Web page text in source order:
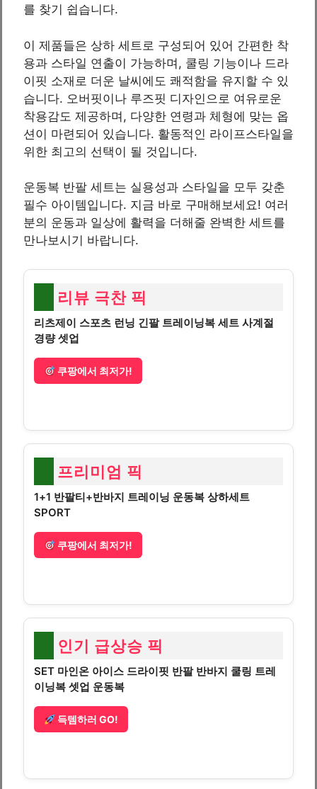
를 찾기 쉽습니다.
이 제품들은 상하 세트로 구성되어 있어 간편한 착
용과 스타일 연출이 가능하며, 쿨링 기능이나 드라
이핏 소재로 더운 날씨에도 쾌적함을 유지할 수 있
습니다. 오버핏이나 루즈핏 디자인으로 여유로운
착용감도 제공하며, 다양한 연령과 체형에 맞는 옵
션이 마련되어 있습니다. 활동적인 라이프스타일을
위한 최고의 선택이 될 것입니다.
운동복 반팔 세트는 실용성과 스타일을 모두 갖춘
필수 아이템입니다. 지금 바로 구매해보세요! 여러
분의 운동과 일상에 활력을 더해줄 완벽한 세트를
만나보시기 바랍니다.
리뷰 극찬 픽
리츠제이 스포츠 런닝 긴팔 트레이닝복 세트 사계절
경량 셋업
쿠팡에서 최저가!
프리미엄 픽
1+1 반팔티+반바지 트레이닝 운동복 상하세트
SPORT
쿠팡에서 최저가!
인기 급상승 픽
SET 마인온 아이스 드라이핏 반팔 반바지 쿨링 트레
이닝복 셋업 운동복
득템하러 GO!